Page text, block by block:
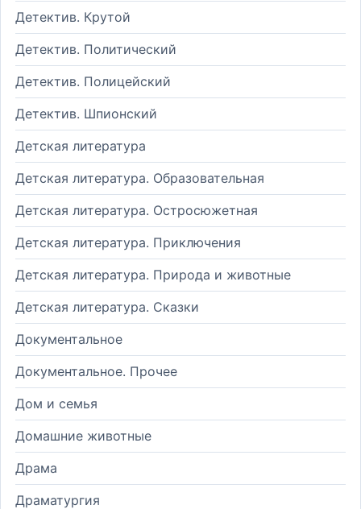
Детектив. Крутой
Детектив. Политический
Детектив. Полицейский
Детектив. Шпионский
Детская литература
Детская литература. Образовательная
Детская литература. Остросюжетная
Детская литература. Приключения
Детская литература. Природа и животные
Детская литература. Сказки
Документальное
Документальное. Прочее
Дом и семья
Домашние животные
Драма
Драматургия